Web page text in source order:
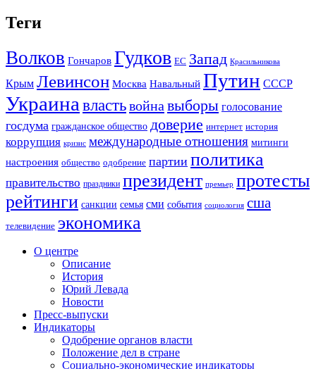
Теги
Волков Гончаров Гудков ЕС Запад Красильникова
Крым Левинсон Москва Навальный Путин СССР
Украина властьвойна выборы голосование
госдума гражданское общество доверие интернет история
коррупция кризис международные отношения митинги
настроения общество одобрение партии политика
правительство праздники президент премьер протесты
рейтинги санкции семья сми события социология сша
телевидение экономика
О центре
Описание
История
Юрий Левада
Новости
Пресс-выпуски
Индикаторы
Одобрение органов власти
Положение дел в стране
Социально-экономические индикаторы